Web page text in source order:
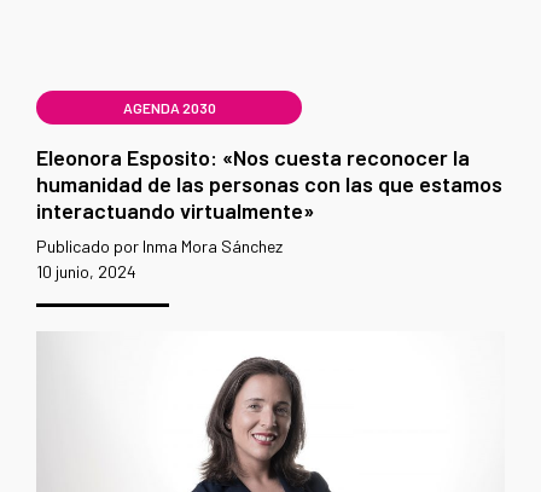
AGENDA 2030
Eleonora Esposito: «Nos cuesta reconocer la
humanidad de las personas con las que estamos
interactuando virtualmente»
Publicado por Inma Mora Sánchez
10 junio, 2024